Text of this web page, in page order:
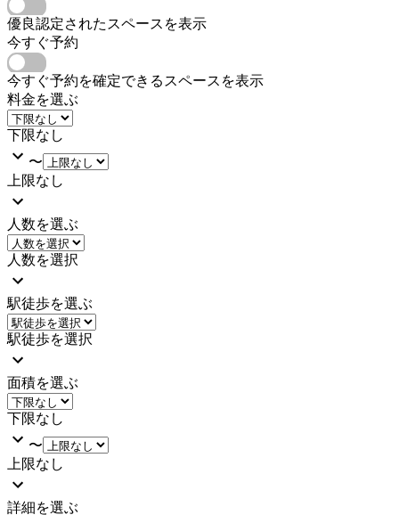
優良認定されたスペースを表示
今すぐ予約
今すぐ予約を確定できるスペースを表示
料金を選ぶ
下限なし
〜
上限なし
人数を選ぶ
人数を選択
駅徒歩を選ぶ
駅徒歩を選択
面積を選ぶ
下限なし
〜
上限なし
詳細を選ぶ